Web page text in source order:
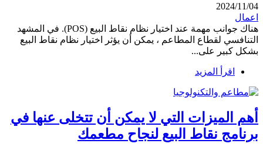
2024/11/04
اعمال
هناك جوانب مهمة عند اختيار نظام نقاط البيع (POS). في المشهد
التنافسي لقطاع المطاعم ، يمكن أن يؤثر اختيار نظام نقاط البيع
بشكل كبير على...
اقرأ المزيد
أهم الميزات التي لا يمكن أن تتخلى عنها في
برنامج نقاط البيع لنجاح مطعمك